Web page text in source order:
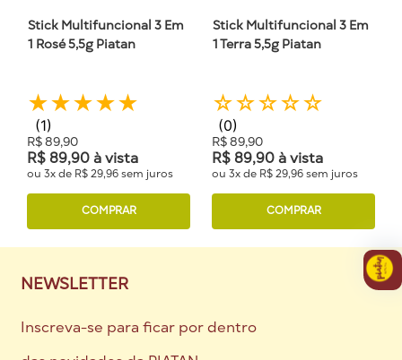
Stick Multifuncional 3 Em
1 Rosé 5,5g Piatan
★★★★★
(1)
R$89,90
R$ 89,90à vista
ou 3x de R$29,96sem juros
COMPRAR
Stick Multifuncional 3 Em
1 Terra 5,5g Piatan
☆☆☆☆☆
(0)
R$89,90
R$ 89,90à vista
ou 3x de R$29,96sem juros
COMPRAR
NEWSLETTER
Inscreva-se para ficar por dentro